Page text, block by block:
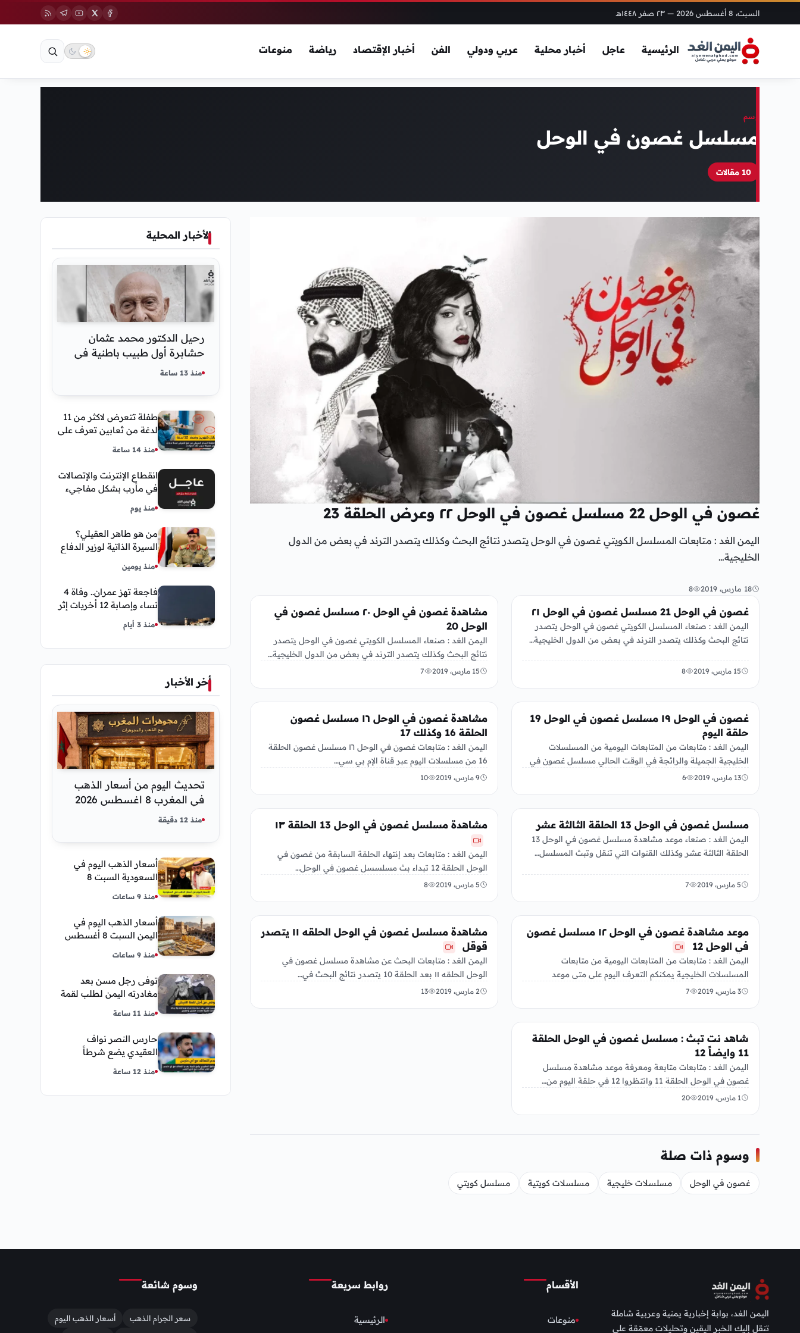
السبت، 8 أغسطس 2026 — ٢٣ صفر ١٤٤٨هـ
الرئيسية عاجل أخبار محلية عربي ودولي الفن أخبار الإقتصاد رياضة منوعات
وسم
مسلسل غصون في الوحل
10 مقالات
غصون في الوحل 22 مسلسل غصون في الوحل ٢٢ وعرض الحلقة 23
اليمن الغد : متابعات المسلسل الكويتي غصون في الوحل يتصدر نتائج البحث وكذلك يتصدر الترند في بعض من الدول
الخليجية…
18 مارس، 2019 8
غصون في الوحل 21 مسلسل غصون في الوحل ٢١
اليمن الغد : صنعاء المسلسل الكويتي غصون في الوحل يتصدر
نتائج البحث وكذلك يتصدر الترند في بعض من الدول الخليجية…
15 مارس، 2019 8
مشاهدة غصون في الوحل ٢٠ مسلسل غصون في
الوحل 20
اليمن الغد : صنعاء المسلسل الكويتي غصون في الوحل يتصدر
نتائج البحث وكذلك يتصدر الترند في بعض من الدول الخليجية…
15 مارس، 2019 7
غصون في الوحل ١٩ مسلسل غصون في الوحل 19
حلقة اليوم
اليمن الغد : متابعات من المتابعات اليومية من المسلسلات
الخليجية الجميلة والرائجة في الوقت الحالي مسلسل غصون في
الوحل من…
13 مارس، 2019 6
مشاهدة غصون في الوحل ١٦ مسلسل غصون
الحلقة 16 وكذلك 17
اليمن الغد : متابعات غصون في الوحل ١٦ مسلسل غصون الحلقة
16 من مسلسلات اليوم عبر قناة الإم بي سي…
9 مارس، 2019 10
مسلسل غصون في الوحل 13 الحلقة الثالثة عشر
اليمن الغد : صنعاء موعد مشاهدة مسلسل غصون في الوحل 13
الحلقة الثالثة عشر وكذلك القنوات التي تنقل وتبث المسلسل…
5 مارس، 2019 7
مشاهدة مسلسل غصون في الوحل 13 الحلقة ١٣
اليمن الغد : متابعات بعد إنتهاء الحلقة السابقة من غصون في
الوحل الحلقة 12 تبداء بث مسلسسل غصون في الوحل…
5 مارس، 2019 8
موعد مشاهدة غصون في الوحل ١٢ مسلسل غصون
في الوحل 12
اليمن الغد : متابعات من المتابعات اليومية من متابعات
المسلسلات الخليجية يمكنكم التعرف اليوم على متى موعد
مشاهدة غصون في…
3 مارس، 2019 7
مشاهدة مسلسل غصون في الوحل الحلقه ١١ يتصدر
قوقل
اليمن الغد : متابعات البحث عن مشاهدة مسلسل غصون في
الوحل الحلقه ١١ بعد الحلقة 10 يتصدر نتائج البحث في…
2 مارس، 2019 13
شاهد نت تبث : مسلسل غصون في الوحل الحلقة
11 وايضاً 12
اليمن الغد : متابعات متابعة ومعرفة موعد مشاهدة مسلسل
غصون في الوحل الحلقة 11 وانتظروا 12 في حلقة اليوم من…
1 مارس، 2019 20
وسوم ذات صلة
غصون في الوحل مسلسلات خليجية مسلسلات كويتية مسلسل كويتي
الأخبار المحلية
رحيل الدكتور محمد عثمان
حشابرة أول طبيب باطنية في
الحديدة
منذ 13 ساعة
طفلة تتعرض لاكثر من 11
لدغة من ثعابين تعرف على
العريقي
منذ 14 ساعة
انقطاع الإنترنت والإتصالات
في مأرب بشكل مفاجيء
منذ يوم
من هو طاهر العقيلي؟
السيرة الذاتية لوزير الدفاع
مناصبه
منذ يومين
فاجعة تهز عمران.. وفاة 4
نساء وإصابة 12 أخريات إثر
صاعقة رعدية خلال مناسبة
اجتماعية
منذ 3 أيام
أخر الأخبار
تحديث اليوم من أسعار الذهب
في المغرب 8 اغسطس 2026
كم عسر الجنية الذهب
منذ 12 دقيقة
أسعار الذهب اليوم في
السعودية السبت 8
مباشر
منذ 9 ساعات
أسعار الذهب اليوم في
اليمن السبت 8 أغسطس
وعدن
منذ 9 ساعات
توفى رجل مسن بعد
مغادرته اليمن لطلب لقمة
يقدمها لإبنته
منذ 11 ساعة
حارس النصر نواف
العقيدي يضع شرطاً
النادي
منذ 12 ساعة
اليمن الغد، بوابة إخبارية يمنية وعربية شاملة
تنقل إليك الخبر اليقين وتحليلات معمّقة على
الأقسام
منوعات
روابط سريعة
الرئيسية
وسوم شائعة
سعر الجرام الذهب
أسعار الذهب اليوم